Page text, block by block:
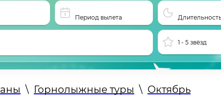
Период вылета
1 - 5 звёзд
\ Горнолыжные туры \ Октябрь